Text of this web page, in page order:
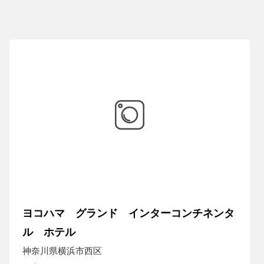
ヨコハマ グランド インターコンチネンタ
ル ホテル
神奈川県横浜市西区